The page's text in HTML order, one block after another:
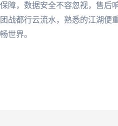
障，数据安全不容忽视，售后
战都行云流水，熟悉的江湖便
世界。